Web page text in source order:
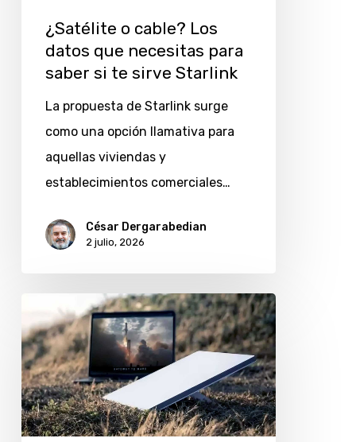
saber
sirve
Starlink
¿Satélite o cable? Los
datos que necesitas para
saber si te sirve Starlink
La propuesta de Starlink surge
como una opción llamativa para
aquellas viviendas y
establecimientos comerciales…
César Dergarabedian
2 julio, 2026
anclaje
perfecto:
la
clave
técnica